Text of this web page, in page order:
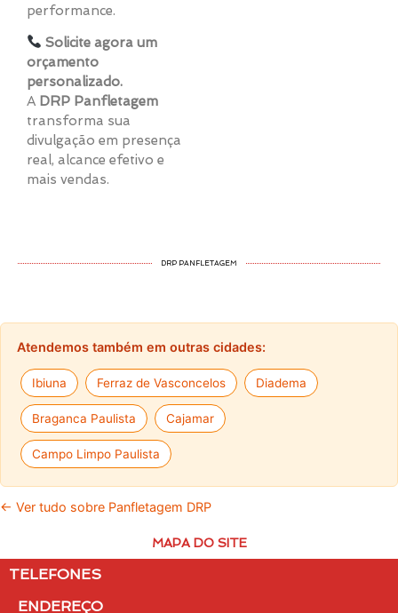
performance.
Solicite agora um
orçamento
personalizado.
A DRP Panfletagem
transforma sua
divulgação em presença
real, alcance efetivo e
mais vendas.
DRP PANFLETAGEM
Atendemos também em outras cidades:
Ibiuna Ferraz de Vasconcelos Diadema
Braganca Paulista Cajamar
Campo Limpo Paulista
← Ver tudo sobre Panfletagem DRP
MAPA DO SITE
TELEFONES
ENDEREÇO